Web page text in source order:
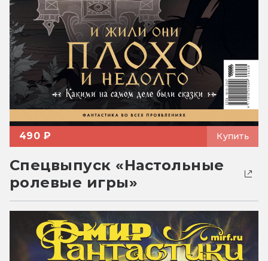
490 ₽ Купить
Спецвыпуск «Настольные
ролевые игры»